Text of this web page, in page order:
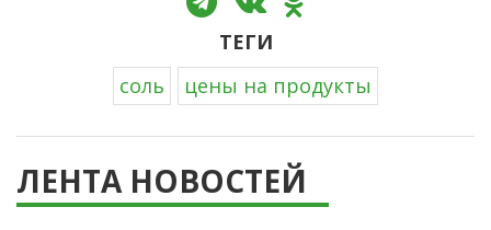
ТЕГИ
соль
цены на продукты
ЛЕНТА НОВОСТЕЙ